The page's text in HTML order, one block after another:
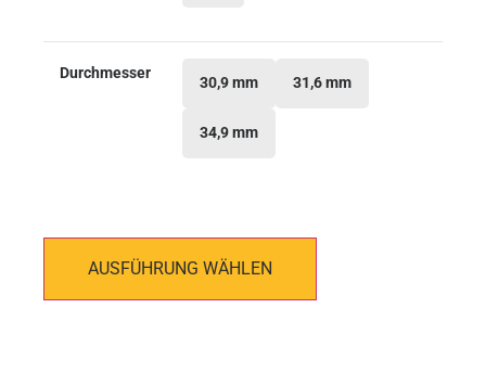
Durchmesser
30,9 mm 31,6 mm
34,9 mm
AUSFÜHRUNG WÄHLEN